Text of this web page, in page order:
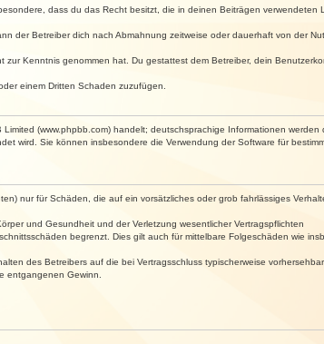
dass du das Recht besitzt, die in deinen Beiträgen verwendeten
der Betreiber dich nach Abmahnung zeitweise oder dauerhaft von der
Kenntnis genommen hat. Du gestattest dem Betreiber, dein
einem Dritten Schaden zuzufügen.
(www.phpbb.com) handelt; deutschsprachige Informationen werden
wird. Sie können insbesondere die Verwendung der Software für
nur für Schäden, die auf ein vorsätzliches oder grob fahrlässiges
und Gesundheit und der Verletzung wesentlicher Vertragspflichten
begrenzt. Dies gilt auch für mittelbare Folgeschäden wie
des Betreibers auf die bei Vertragsschluss typischerweise
entgangenen Gewinn.